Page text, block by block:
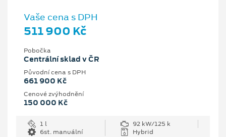
Vaše cena s DPH
511 900 Kč
Pobočka
Centrální sklad v ČR
Původní cena s DPH
661 900 Kč
Cenové zvýhodnění
150 000 Kč
1 l
92 kW/125 k
6st. manuální
Hybrid